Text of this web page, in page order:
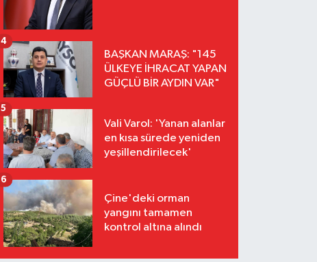
BAŞKAN MARAŞ: "145
ÜLKEYE İHRACAT YAPAN
GÜÇLÜ BİR AYDIN VAR"
4
Vali Varol: 'Yanan alanlar
en kısa sürede yeniden
yeşillendirilecek'
5
Çine'deki orman
yangını tamamen
kontrol altına alındı
6